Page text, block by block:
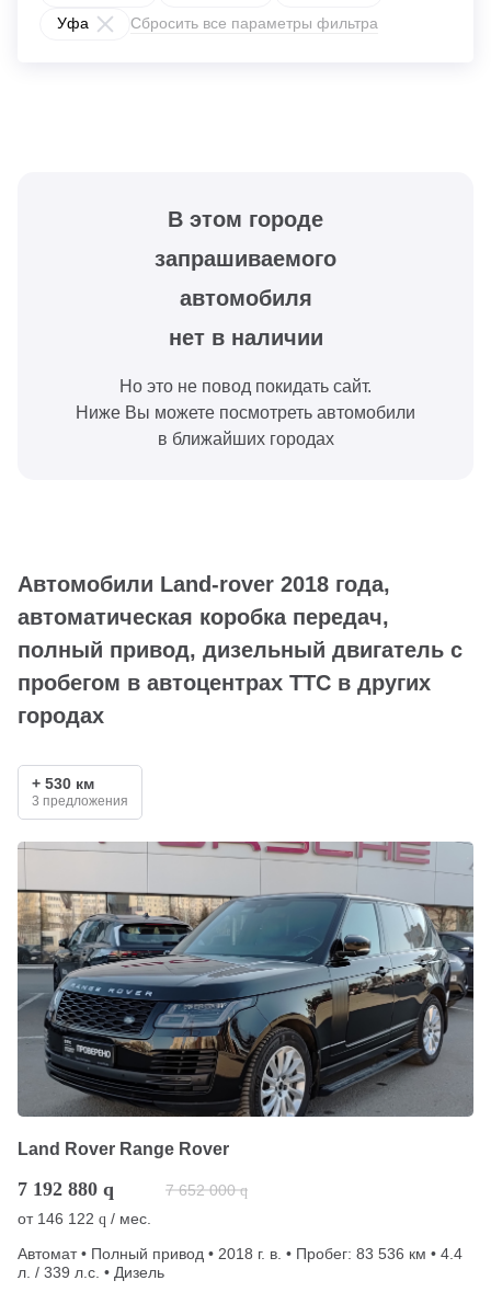
Уфа
Сбросить все параметры фильтра
В этом городе
запрашиваемого
автомобиля
нет в наличии
Но это не повод покидать сайт.
Ниже Вы можете посмотреть автомобили
в ближайших городах
Автомобили Land-rover 2018 года,
автоматическая коробка передач,
полный привод, дизельный двигатель с
пробегом в автоцентрах ТТС в других
городах
+ 530 км
3 предложения
Land Rover Range Rover
7 192 880 q 7 652 000 q
от 146 122 q / мес.
Автомат • Полный привод • 2018 г. в. • Пробег: 83 536 км • 4.4
л. / 339 л.с. • Дизель